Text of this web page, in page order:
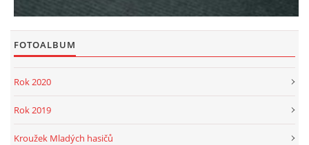
FOTOALBUM
Rok 2020
Rok 2019
Kroužek Mladých hasičů